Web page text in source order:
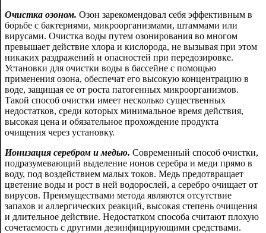
Очистка озоном. Озон зарекомендовал себя эффективным в
борьбе с бактериями, микроорганизмами, штаммами или
вирусами. Очистка воды путем озонирования во многом
превышает действие хлора и кислорода, не вызывая при этом
никаких раздражений и опасностей при передозировке.
Установки для очистки воды в бассейне с помощью
применения озона, обеспечат его высокую концентрацию в
воде, защищая ее от роста патогенных микроорганизмов.
Такой способ очистки имеет несколько существенных
недостатков, среди которых минимальное время действия,
высокая цена и обязательное прохождение продукта
очищения через установку.
Ионизация серебром и медью. Современный способ очистки,
подразумевающий выделение ионов серебра и меди прямо в
воду, под воздействием малых токов. Медь предотвращает
цветение воды и рост в ней водорослей, а серебро очищает от
вирусов. Преимуществами метода являются отсутствие
запахов и аллергических реакций, высокая степень очищения
и длительное действие. Недостатком способа считают плохую
сочетаемость с другими дезинфицирующими средствами.